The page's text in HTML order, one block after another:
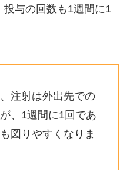
投与の回数も1週間に1
注射は外出先での
、1週間に1回であ
図りやすくなりま